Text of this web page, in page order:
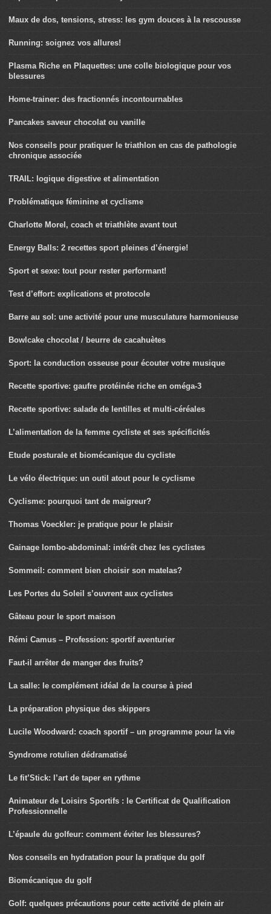
Maux de dos, tensions, stress: les gym douces à la rescousse
Running: soignez vos allures!
Plasma Riche en Plaquettes: une colle biologique pour vos
blessures
Home-trainer: des fractionnés incontournables
Pancakes saveur chocolat ou vanille
Nos conseils pour pratiquer le triathlon en cas de pathologie
chronique associée
TRAIL: logique digestive et alimentation
Problématique féminine et cyclisme
Charlotte Morel, coach et triathlète avant tout
Energy Balls: 2 recettes sport pleines d’énergie!
Sport et sexe: tout pour rester performant!
Test d’effort: explications et protocole
Barre au sol: une activité pour une musculature harmonieuse
Bowlcake chocolat / beurre de cacahuètes
Sport: la conduction osseuse pour écouter votre musique
Recette sportive: gaufre protéinée riche en oméga-3
Recette sportive: salade de lentilles et multi-céréales
L’alimentation de la femme cycliste et ses spécificités
Etude posturale et biomécanique du cycliste
Le vélo électrique: un outil atout pour le cyclisme
Cyclisme: pourquoi tant de maigreur?
Thomas Voeckler: je pratique pour le plaisir
Gainage lombo-abdominal: intérêt chez les cyclistes
Sommeil: comment bien choisir son matelas?
Les Portes du Soleil s’ouvrent aux cyclistes
Gâteau pour le sport maison
Rémi Camus – Profession: sportif aventurier
Faut-il arrêter de manger des fruits?
La salle: le complément idéal de la course à pied
La préparation physique des skippers
Lucile Woodward: coach sportif – un programme pour la vie
Syndrome rotulien dédramatisé
Le fit’Stick: l’art de taper en rythme
Animateur de Loisirs Sportifs : le Certificat de Qualification
Professionnelle
L’épaule du golfeur: comment éviter les blessures?
Nos conseils en hydratation pour la pratique du golf
Biomécanique du golf
Golf: quelques précautions pour cette activité de plein air